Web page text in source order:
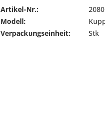
Artikel-Nr.:
Modell:
Verpackungseinheit:
Stk